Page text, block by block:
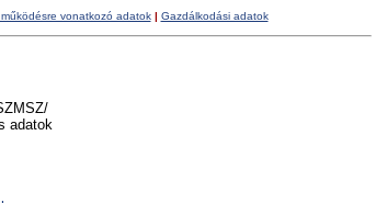
vonatkozó adatok | Gazdálkodási adatok
adatok